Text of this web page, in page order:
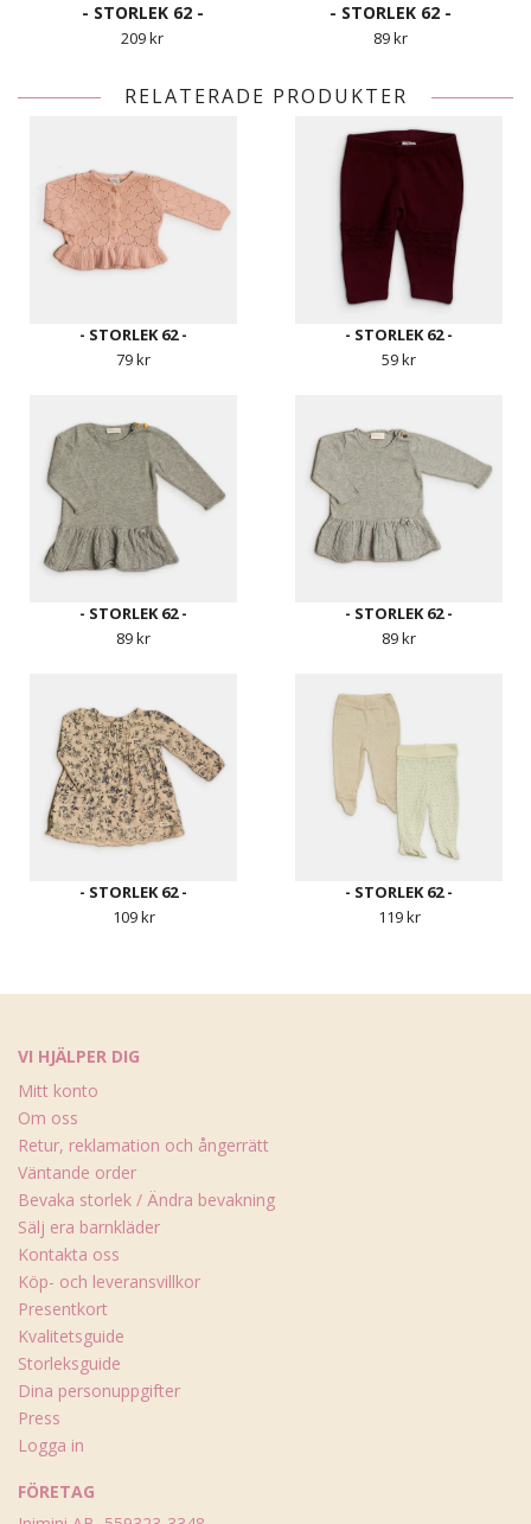
- STORLEK 62 -
209 kr
- STORLEK 62 -
89 kr
RELATERADE PRODUKTER
- STORLEK 62 -
79 kr
- STORLEK 62 -
59 kr
- STORLEK 62 -
89 kr
- STORLEK 62 -
89 kr
- STORLEK 62 -
109 kr
- STORLEK 62 -
119 kr
VI HJÄLPER DIG
Mitt konto
Om oss
Retur, reklamation och ångerrätt
Väntande order
Bevaka storlek / Ändra bevakning
Sälj era barnkläder
Kontakta oss
Köp- och leveransvillkor
Presentkort
Kvalitetsguide
Storleksguide
Dina personuppgifter
Press
Logga in
FÖRETAG